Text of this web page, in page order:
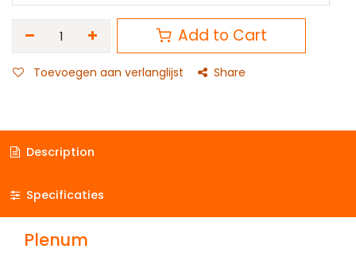
Add to Cart
Toevoegen aan verlanglijst Share
Description
Specificaties
Plenum